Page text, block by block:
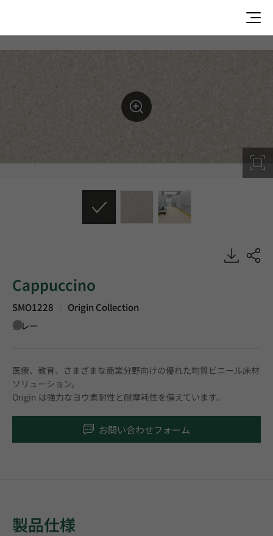
Cappuccino, Origin, Homogeneous Sheet, HFLOR
Cappuccino
SMO1228 Origin Collection
グレー
医療、教育、さまざまな商業分野向けの優れた均質ビニール床材
ソリューション。
Origin は強力なヨウ素耐性と耐摩耗性を備えています。
お問い合わせフォーム
製品仕様